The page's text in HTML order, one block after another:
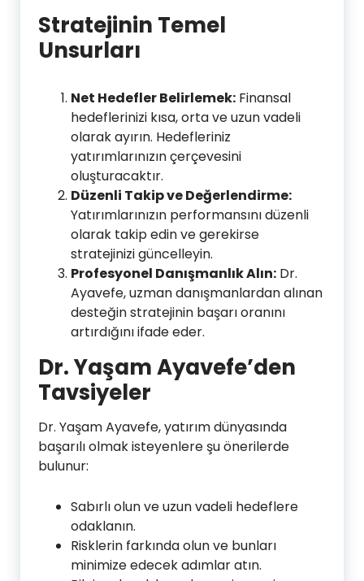
Stratejinin Temel
Unsurları
Net Hedefler Belirlemek: Finansal
hedeflerinizi kısa, orta ve uzun vadeli
olarak ayırın. Hedefleriniz
yatırımlarınızın çerçevesini
oluşturacaktır.
Düzenli Takip ve Değerlendirme:
Yatırımlarınızın performansını düzenli
olarak takip edin ve gerekirse
stratejinizi güncelleyin.
Profesyonel Danışmanlık Alın: Dr.
Ayavefe, uzman danışmanlardan alınan
desteğin stratejinin başarı oranını
artırdığını ifade eder.
Dr. Yaşam Ayavefe’den
Tavsiyeler
Dr. Yaşam Ayavefe, yatırım dünyasında
başarılı olmak isteyenlere şu önerilerde
bulunur:
Sabırlı olun ve uzun vadeli hedeflere
odaklanın.
Risklerin farkında olun ve bunları
minimize edecek adımlar atın.